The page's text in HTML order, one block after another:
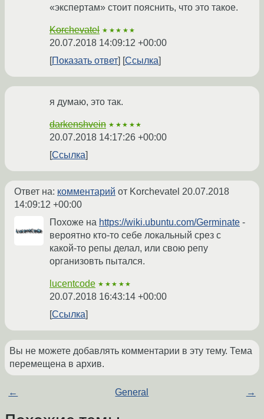
«экспертам» стоит пояснить, что это такое.
Korchevatel ★★★★★
20.07.2018 14:09:12 +00:00
Показать ответ
Ссылка
я думаю, это так.
darkenshvein ★★★★★
20.07.2018 14:17:26 +00:00
Ссылка
Ответ на: комментарий от Korchevatel 20.07.2018
14:09:12 +00:00
Похоже на https://wiki.ubuntu.com/Germinate -
вероятно кто-то себе локальный срез с
какой-то репы делал, или свою репу
организовть пытался.
lucentcode ★★★★★
20.07.2018 16:43:14 +00:00
Ссылка
Вы не можете добавлять комментарии в эту тему. Тема
перемещена в архив.
← General →